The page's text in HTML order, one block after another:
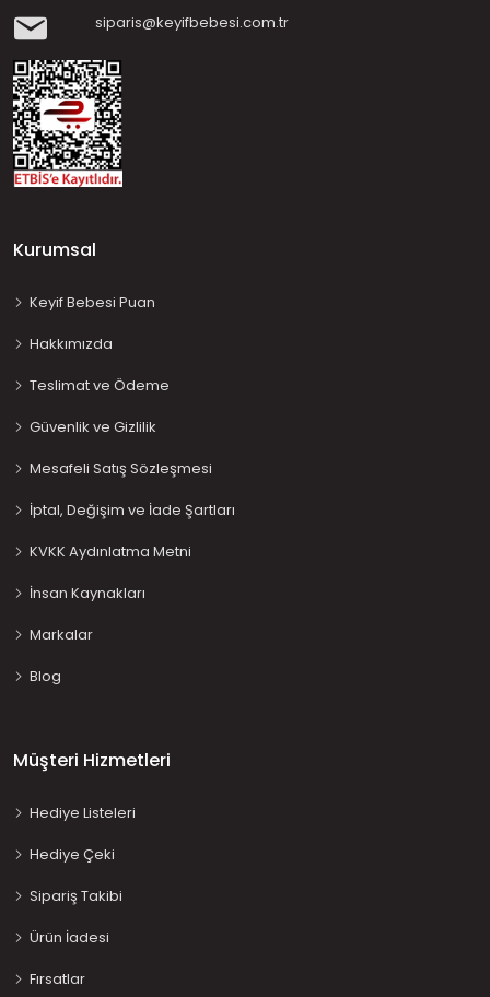
siparis@keyifbebesi.com.tr
Kurumsal
Keyif Bebesi Puan
Hakkımızda
Teslimat ve Ödeme
Güvenlik ve Gizlilik
Mesafeli Satış Sözleşmesi
İptal, Değişim ve İade Şartları
KVKK Aydınlatma Metni
İnsan Kaynakları
Markalar
Blog
Müşteri Hizmetleri
Hediye Listeleri
Hediye Çeki
Sipariş Takibi
Ürün İadesi
Fırsatlar